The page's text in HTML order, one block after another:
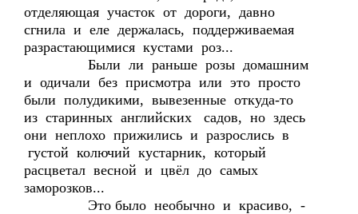
отделяющая участок от дороги, давно
сгнила и еле держалась, поддерживаемая
разрастающимися кустами роз...
Были ли раньше розы домашним
и одичали без присмотра или это просто
были полудикими, вывезенные откуда-то
из старинных английских садов, но здесь
они неплохо прижились и разрослись в
густой колючий кустарник, который
расцветал весной и цвёл до самых
заморозков...
Это было необычно и красиво, -